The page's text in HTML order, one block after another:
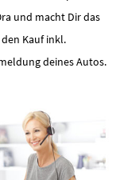
und macht Dir das
Kauf inkl.
deines Autos.